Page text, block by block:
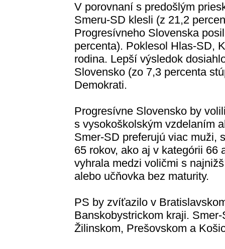
V porovnaní s predošlým
Smeru-SD klesli (z 21,2
Progresívneho Slovenska
percenta). Poklesol Hlas-SD,
rodina. Lepší výsledok
Slovensko (zo 7,3 percenta
Demokrati.
Progresívne Slovensko by
s vysokoškolským vzdelaním
Smer-SD preferujú viac muži,
65 rokov, ako aj v kategórii 66
vyhrala medzi voličmi s
alebo učňovka bez maturity.
PS by zvíťazilo v
Banskobystrickom kraji.
Žilinskom, Prešovskom a